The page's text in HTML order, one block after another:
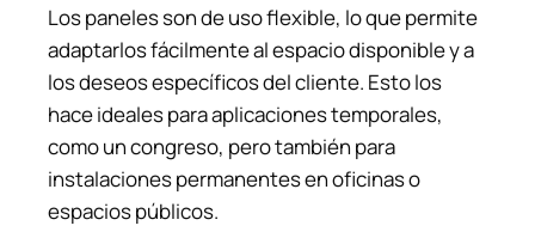
Los paneles son de uso flexible, lo que permite
adaptarlos fácilmente al espacio disponible y a
los deseos específicos del cliente. Esto los
hace ideales para aplicaciones temporales,
como un congreso, pero también para
instalaciones permanentes en oficinas o
espacios públicos.